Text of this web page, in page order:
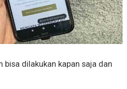
dilakukan kapan saja dan